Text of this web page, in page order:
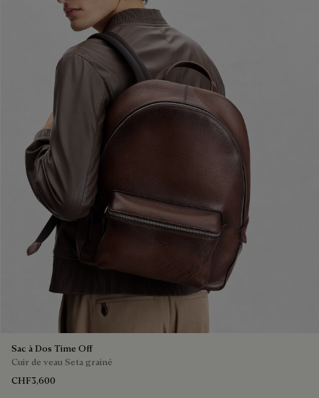
Sac à Dos Time Off
Cuir de veau Seta grainé
CHF3,600